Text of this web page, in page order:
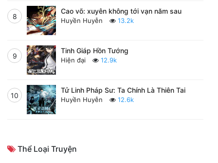
8
Cao võ: xuyên không tới vạn năm sau
Huyền Huyễn 13.2k
9
Tinh Giáp Hồn Tướng
Hiện đại 12.9k
10
Tử Linh Pháp Sư: Ta Chính Là Thiên Tai
Huyền Huyễn 12.6k
Thể Loại Truyện